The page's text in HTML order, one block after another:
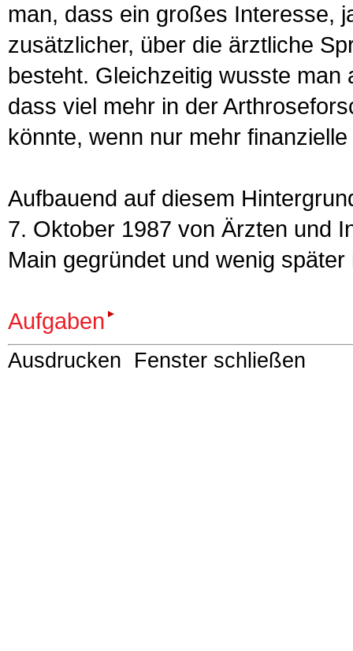
man, dass ein großes Interesse,
zusätzlicher, über die ärztliche
be­steht. Gleichzeitig wusste
dass viel mehr in der
könnte, wenn nur mehr
Aufbauend auf diesem
7. Oktober 1987 von Ärzten und
Main gegründet und wenig
Aufgaben
Ausdrucken Fenster schließen